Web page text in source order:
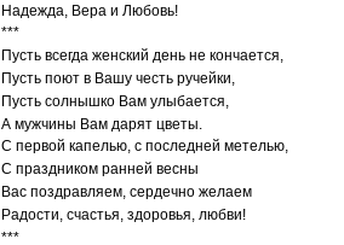
Надежда, Вера и Любовь!
***
Пусть всегда женский день не кончается,
Пусть поют в Вашу честь ручейки,
Пусть солнышко Вам улыбается,
А мужчины Вам дарят цветы.
С первой капелью, с последней метелью,
С праздником ранней весны
Вас поздравляем, сердечно желаем
Радости, счастья, здоровья, любви!
***